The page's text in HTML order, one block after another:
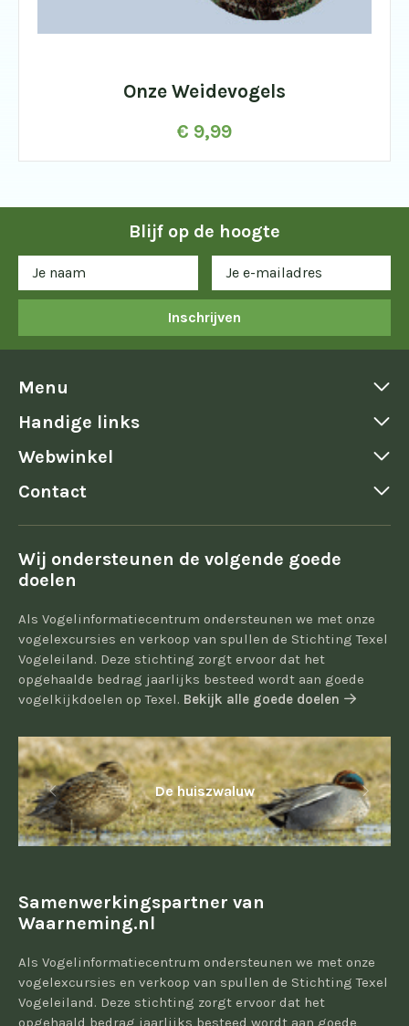
Onze Weidevogels
€ 9,99
Blijf op de hoogte
Inschrijven
Menu
Handige links
Webwinkel
Contact
Wij ondersteunen de volgende goede
doelen
Als Vogelinformatiecentrum ondersteunen we met onze
vogelexcursies en verkoop van spullen de Stichting Texel
Vogeleiland. Deze stichting zorgt ervoor dat het
opgehaalde bedrag jaarlijks besteed wordt aan goede
vogelkijkdoelen op Texel. Bekijk alle goede doelen
De huiszwaluw
Samenwerkingspartner van
Waarneming.nl
Als Vogelinformatiecentrum ondersteunen we met onze
vogelexcursies en verkoop van spullen de Stichting Texel
Vogeleiland. Deze stichting zorgt ervoor dat het
opgehaald bedrag jaarlijks besteed wordt aan goede